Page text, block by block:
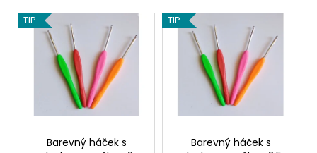
ů
V
ý
TIP
Barevný háček s
TIP
Barevný háček s